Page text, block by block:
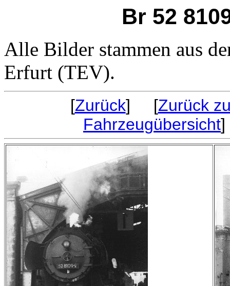
Br 52
Alle Bilder stammen aus
Erfurt (TEV).
[Zurück] [Zurück
Fahrzeugübersicht